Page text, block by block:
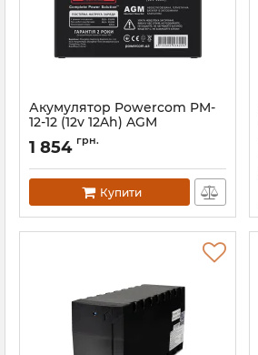
Акумулятор Powercom PM-
12-12 (12v 12Ah) AGM
Артикул: 10700284
1 854 грн.
Купити